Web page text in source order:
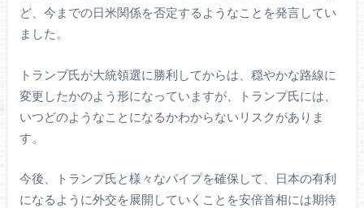
ど、今までの日米関係を否定するようなことを発言してい
ました。
トランプ氏が大統領選に勝利してからは、穏やかな路線に
変更したかのよう形になっていますが、トランプ氏には、
いつどのようなことになるかわからないリスクがありま
す。
今後、トランプ氏と様々なパイプを確保して、日本の有利
になるように外交を展開していくことを安倍首相には期待